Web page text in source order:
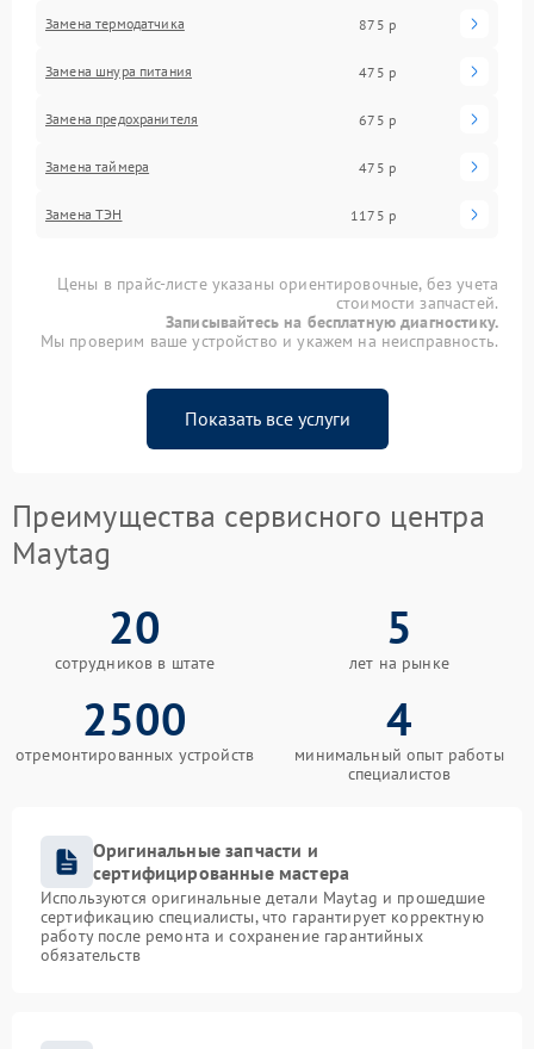
Замена термодатчика 875 р
Замена шнура питания 475 р
Замена предохранителя 675 р
Замена таймера 475 р
Замена ТЭН 1175 р
Цены в прайс-листе указаны ориентировочные, без учета
стоимости запчастей.
Записывайтесь на бесплатную диагностику.
Мы проверим ваше устройство и укажем на неисправность.
Показать все услуги
Преимущества сервисного центра
Maytag
20
сотрудников в штате
5
лет на рынке
2500
отремонтированных устройств
4
минимальный опыт работы
специалистов
Оригинальные запчасти и
сертифицированные мастера
Используются оригинальные детали Maytag и прошедшие
сертификацию специалисты, что гарантирует корректную
работу после ремонта и сохранение гарантийных
обязательств